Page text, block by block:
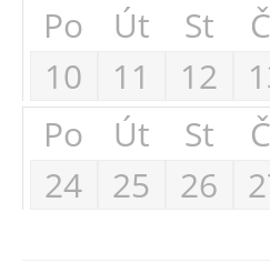
Po
Út St
10
11 12
Po
Út St
24
25 26